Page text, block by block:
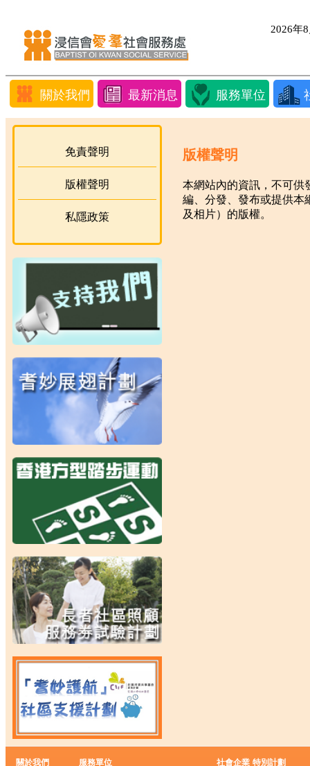
2026年
關於我們 最新消息 服務單位
免責聲明
版權聲明
私隱政策
版權聲明
本網站內的資訊，不可供
編、分發、發布或提供本
及相片）的版權。
關於我們 服務單位 社會企業 特別計劃